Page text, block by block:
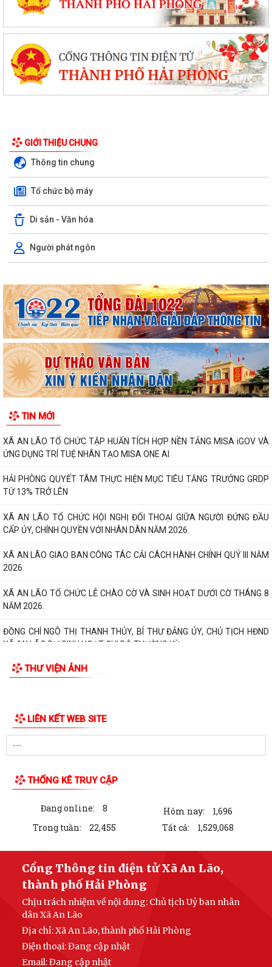
GIỚI THIỆU CHUNG
Thông tin chung
Tổ chức bộ máy
Di sản - Văn hóa
Người phát ngôn
TIN MỚI
XÃ AN LÃO TỔ CHỨC TẬP HUẤN TÍCH HỢP NỀN TẢNG MISA iGOV VÀ
ỨNG DỤNG TRÍ TUỆ NHÂN TẠO MISA ONE AI
HẢI PHÒNG QUYẾT TÂM THỰC HIỆN MỤC TIÊU TĂNG TRƯỞNG GRDP
TỪ 13% TRỞ LÊN
XÃ AN LÃO TỔ CHỨC HỘI NGHỊ ĐỐI THOẠI GIỮA NGƯỜI ĐỨNG ĐẦU
CẤP ỦY, CHÍNH QUYỀN VỚI NHÂN DÂN NĂM 2026.
XÃ AN LÃO GIAO BAN CÔNG TÁC CẢI CÁCH HÀNH CHÍNH QUÝ III NĂM
2026
XÃ AN LÃO TỔ CHỨC LỄ CHÀO CỜ VÀ SINH HOẠT DƯỚI CỜ THÁNG 8
NĂM 2026.
ĐỒNG CHÍ NGÔ THỊ THANH THỦY, BÍ THƯ ĐẢNG ỦY, CHỦ TỊCH HĐND
XÃ AN LÃO DỰ SINH HOẠT CHI BỘ THƯỜNG KỲ...
THƯ VIỆN ẢNH
LIÊN KẾT WEB SITE
THỐNG KÊ TRUY CẬP